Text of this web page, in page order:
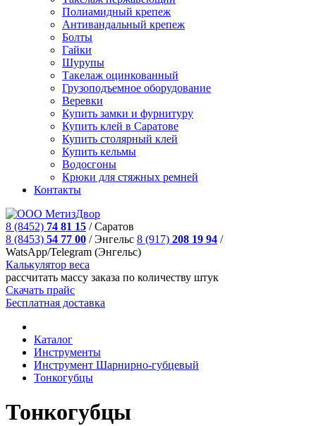
Полиамидный крепеж
Антивандальный крепеж
Болты
Гайки
Шурупы
Такелаж оцинкованный
Грузоподъемное оборудование
Веревки
Купить замки и фурнитуру
Купить клей в Саратове
Купить столярный клей
Купить кельмы
Водосгоны
Крюки для стяжных ремней
Контакты
8 (8452) 74 81 15 /Саратов
8 (8453) 54 77 00 /Энгельс 8 (917) 208 19 94 /
WatsApp/Telegram (Энгельс)
Калькулятор веса
рассчитать массу заказа по количеству штук
Скачать прайс
Бесплатная доставка
Каталог
Инструменты
Инструмент Шарнирно-губцевый
Тонкогубцы
Тонкогубцы